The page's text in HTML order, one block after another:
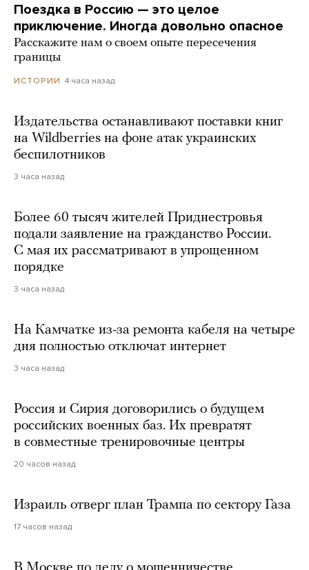
Поездка в Россию — это целое
приключение. Иногда довольно опасное
Расскажите нам о своем опыте пересечения
границы
ИСТОРИИ 4 часа назад
Издательства останавливают поставки книг
на Wildberries на фоне атак украинских
беспилотников
3 часа назад
Более 60 тысяч жителей Приднестровья
подали заявление на гражданство России.
С мая их рассматривают в упрощенном
порядке
3 часа назад
На Камчатке из-за ремонта кабеля на четыре
дня полностью отключат интернет
3 часа назад
Россия и Сирия договорились о будущем
российских военных баз. Их превратят
в совместные тренировочные центры
20 часов назад
Израиль отверг план Трампа по сектору Газа
17 часов назад